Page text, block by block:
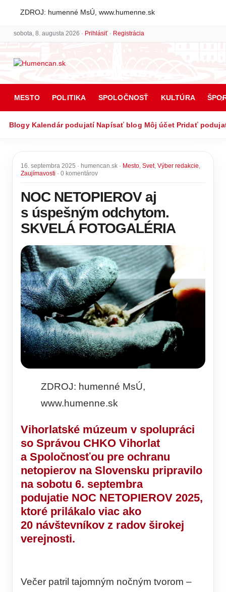
ZDROJ: humenné MsÚ, www.humenne.sk
sobota, 8. augusta 2026 · Prihlásiť· Registrácia
MESTO POLITIKA SPOLOČNOSŤ KULTÚRA
Blogy Kalendár podujatí Napísať blog Môj účet Pridať
16. septembra 2025 · humencan.sk · Mesto, Svet, Výber redakcie,
Zaujímavosti · 0 komentárov
NOC NETOPIEROV aj
s úspešným odchytom.
SKVELÁ FOTOGALÉRIA
ZDROJ: humenné MsÚ,
www.humenne.sk
Vihorlatské múzeum v spolupráci
so Správou CHKO Vihorlat
a Spoločnosťou pre ochranu
netopierov na Slovensku pripravilo
na sobotu 6. septembra
podujatie NOC NETOPIEROV 2025,
ktoré prilákalo viac ako
20 návštevníkov z radov širokej
verejnosti.
Večer patril tajomným nočným tvorom –